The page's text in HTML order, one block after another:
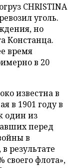
CHRISTINA
уголь.
но
Констанца.
время
в 20
известна в
в 1901 году в
один из
перед
в
результате
своего флота»,